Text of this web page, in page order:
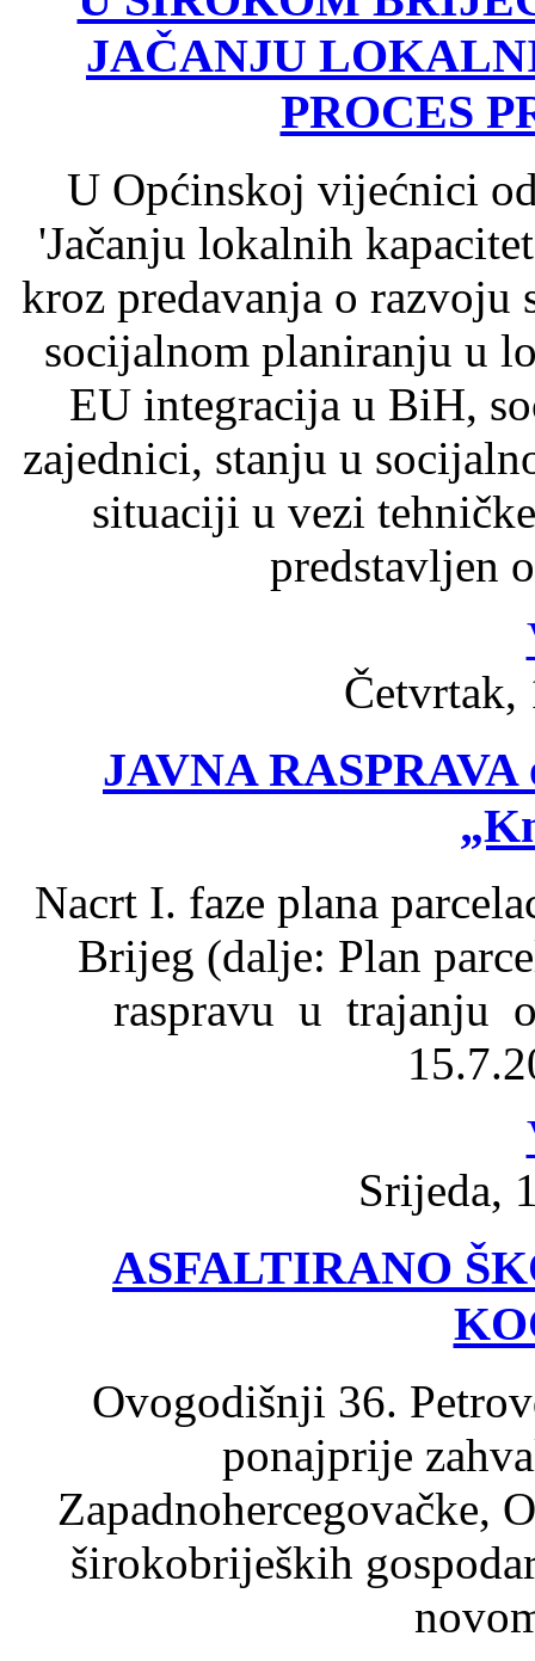
JAČANJU
PROCES
U Općinskoj vijećnici
'Jačanju lokalnih
kroz predavanja o
socijalnom planiranju u
EU integracija u BiH,
zajednici, stanju u
situaciji u vezi
predstavljen
Četvrtak,
JAVNA
Nacrt I. faze plana
Brijeg (dalje: Plan
raspravu u trajanju
Srijeda,
ASFALTIRANO
Ovogodišnji 36.
ponajprije
širokobrijeških